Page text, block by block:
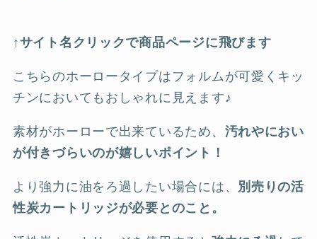
↑サイト名クリックで商品ページに飛びます
こちらのホーロータイプはフォルムが可愛くキッ
チンにおいてもおしゃれに見えます♪
素材がホーローで出来ているため、 汚れやにおい
が付きづらいのが嬉しいポイント ！
より強力に油をろ過したい場合には、別売りの活
性炭カートリッジが必要とのこと。